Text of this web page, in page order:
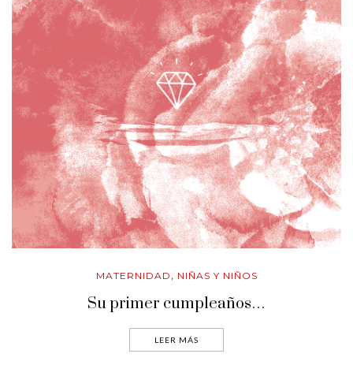
MATERNIDAD , NIÑAS Y NIÑOS
Su primer cumpleaños…
LEER MÁS